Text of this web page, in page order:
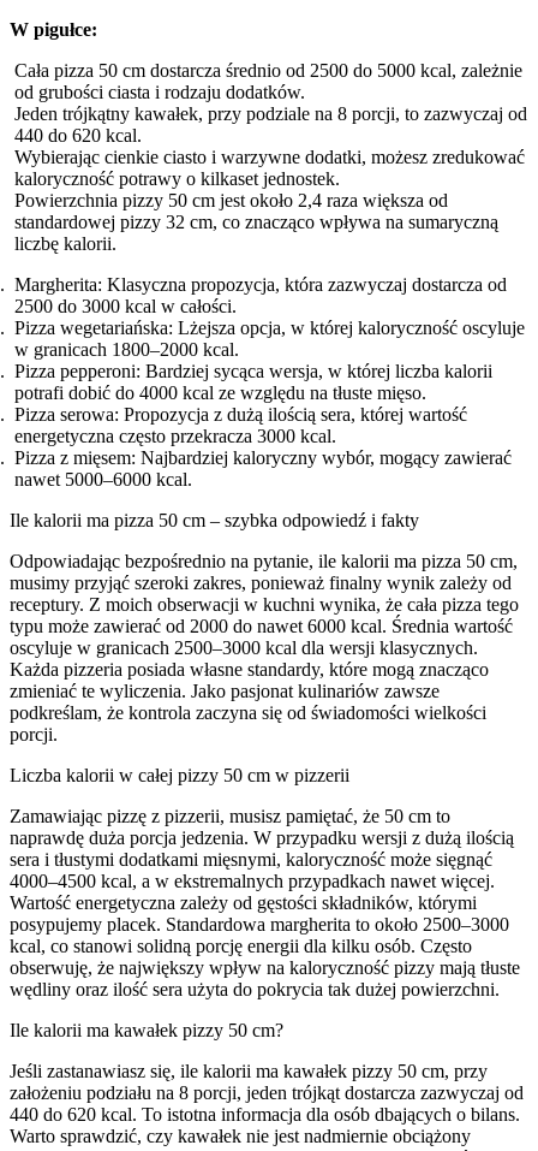
W pigułce:
Cała pizza 50 cm dostarcza średnio od 2500 do 5000 kcal, zależnie
od grubości ciasta i rodzaju dodatków.
Jeden trójkątny kawałek, przy podziale na 8 porcji, to zazwyczaj od
440 do 620 kcal.
Wybierając cienkie ciasto i warzywne dodatki, możesz zredukować
kaloryczność potrawy o kilkaset jednostek.
Powierzchnia pizzy 50 cm jest około 2,4 raza większa od
standardowej pizzy 32 cm, co znacząco wpływa na sumaryczną
liczbę kalorii.
Margherita: Klasyczna propozycja, która zazwyczaj dostarcza od
2500 do 3000 kcal w całości.
Pizza wegetariańska: Lżejsza opcja, w której kaloryczność oscyluje
w granicach 1800–2000 kcal.
Pizza pepperoni: Bardziej sycąca wersja, w której liczba kalorii
potrafi dobić do 4000 kcal ze względu na tłuste mięso.
Pizza serowa: Propozycja z dużą ilością sera, której wartość
energetyczna często przekracza 3000 kcal.
Pizza z mięsem: Najbardziej kaloryczny wybór, mogący zawierać
nawet 5000–6000 kcal.
Ile kalorii ma pizza 50 cm – szybka odpowiedź i fakty
Odpowiadając bezpośrednio na pytanie, ile kalorii ma pizza 50 cm,
musimy przyjąć szeroki zakres, ponieważ finalny wynik zależy od
receptury. Z moich obserwacji w kuchni wynika, że cała pizza tego
typu może zawierać od 2000 do nawet 6000 kcal. Średnia wartość
oscyluje w granicach 2500–3000 kcal dla wersji klasycznych.
Każda pizzeria posiada własne standardy, które mogą znacząco
zmieniać te wyliczenia. Jako pasjonat kulinariów zawsze
podkreślam, że kontrola zaczyna się od świadomości wielkości
porcji.
Liczba kalorii w całej pizzy 50 cm w pizzerii
Zamawiając pizzę z pizzerii, musisz pamiętać, że 50 cm to
naprawdę duża porcja jedzenia. W przypadku wersji z dużą ilością
sera i tłustymi dodatkami mięsnymi, kaloryczność może sięgnąć
4000–4500 kcal, a w ekstremalnych przypadkach nawet więcej.
Wartość energetyczna zależy od gęstości składników, którymi
posypujemy placek. Standardowa margherita to około 2500–3000
kcal, co stanowi solidną porcję energii dla kilku osób. Często
obserwuję, że największy wpływ na kaloryczność pizzy mają tłuste
wędliny oraz ilość sera użyta do pokrycia tak dużej powierzchni.
Ile kalorii ma kawałek pizzy 50 cm?
Jeśli zastanawiasz się, ile kalorii ma kawałek pizzy 50 cm, przy
założeniu podziału na 8 porcji, jeden trójkąt dostarcza zazwyczaj od
440 do 620 kcal. To istotna informacja dla osób dbających o bilans.
Warto sprawdzić, czy kawałek nie jest nadmiernie obciążony